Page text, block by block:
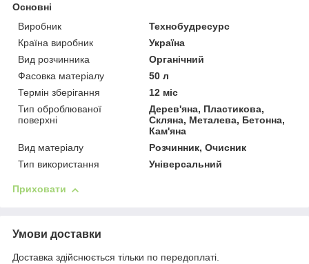
Основні
Виробник
Технобудресурс
Країна виробник
Україна
Вид розчинника
Органічний
Фасовка матеріалу
50 л
Термін зберігання
12 міс
Тип оброблюваної
поверхні
Дерев'яна, Пластикова,
Скляна, Металева, Бетонна,
Кам'яна
Вид матеріалу
Розчинник, Очисник
Тип використання
Універсальний
Приховати
Умови доставки
Доставка здійснюється тільки по передоплаті.